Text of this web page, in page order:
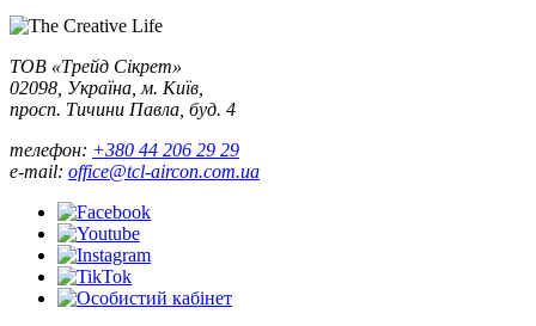
ТОВ «Трейд Сікрет»
02098, Україна, м. Київ,
просп. Тичини Павла, буд. 4
телефон: +380 44 206 29 29
e-mail: office@tcl-aircon.com.ua